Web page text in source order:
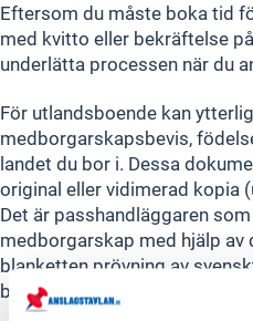
Eftersom du måste boka tid
med kvitto eller bekräftelse
underlätta processen när du
För utlandsboende kan
medborgarskapsbevis,
landet du bor i. Dessa
original eller vidimerad kopia
Det är passhandläggaren
medborgarskap med hjälp
blanketten prövning av
behöver fylla i.